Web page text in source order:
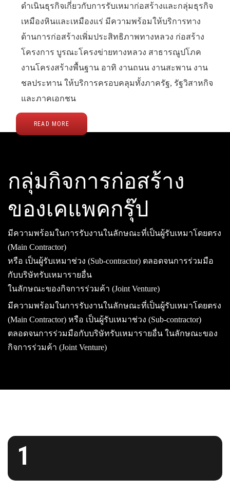
ดำเนินธุรกิจเกี่ยวกับการรับเหมาก่อสร้างและกลุ่มธุรกิจ
เหมืองหินและเหมืองแร่ มีความพร้อมให้บริการทาง
ด้านการก่อสร้างเพิ่มประสิทธิภาพทางหลวง ก่อสร้าง
โครงการ บูรณะโครงข่ายทางหลวง สาธารณูปโภค
งานโครงสร้างพื้นฐาน อาทิ งานถนน งานสะพาน งาน
ชลประทาน ให้บริการครอบคลุมทั้งภาครัฐ, รัฐวิสาหกิจ
และภาคเอกชน
READ MORE
กลุ่มกิจการก่อสร้าง
ของเคแพคกรุ๊ป
มีความพร้อมในการรับงานในลักษณะที่เป็นผู้รับเหมาโดยตรง
(Main Contractor)
หรือ เป็นผู้รับเหมาช่วง (Sub-contractor) ตลอดจนการร่วมมือ
กับบริษัทรับเหมารายอื่น
ในลักษณะของกิจการร่วมค้า (Joint Venture)
มีความพร้อมในการรับงานในลักษณะที่เป็นผู้รับเหมาโดยตรง
(Main Contractor) หรือ เป็นผู้รับเหมาช่วง (Sub-contractor)
ตลอดจนการร่วมมือกับบริษัทรับเหมารายอื่น ในลักษณะของ
กิจการร่วมค้า (Joint Venture)
1